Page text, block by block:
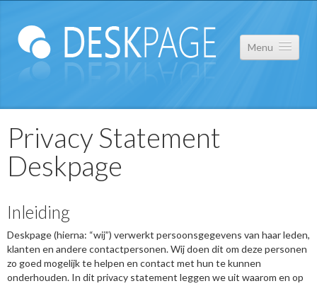
Menu
Privacy Statement
Privacy Statement
Deskpage
Inleiding
Deskpage (hierna: “wij”) verwerkt persoonsgegevens van haar leden,
klanten en andere contactpersonen. Wij doen dit om deze personen
zo goed mogelijk te helpen en contact met hun te kunnen
onderhouden. In dit privacy statement leggen we uit waarom en op